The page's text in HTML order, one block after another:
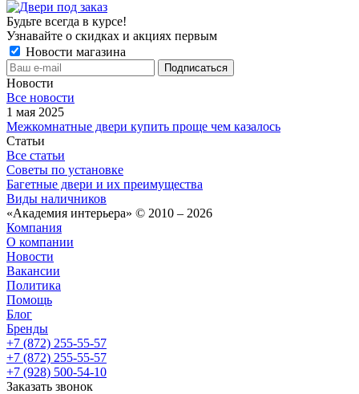
Будьте всегда в курсе!
Узнавайте о скидках и акциях первым
Новости магазина
Новости
Все новости
1 мая 2025
Межкомнатные двери купить проще чем казалось
Статьи
Все статьи
Советы по установке
Багетные двери и их преимущества
Виды наличников
«Академия интерьера» © 2010 – 2026
Компания
О компании
Новости
Вакансии
Политика
Помощь
Блог
Бренды
+7 (872) 255-55-57
+7 (872) 255-55-57
+7 (928) 500-54-10
Заказать звонок